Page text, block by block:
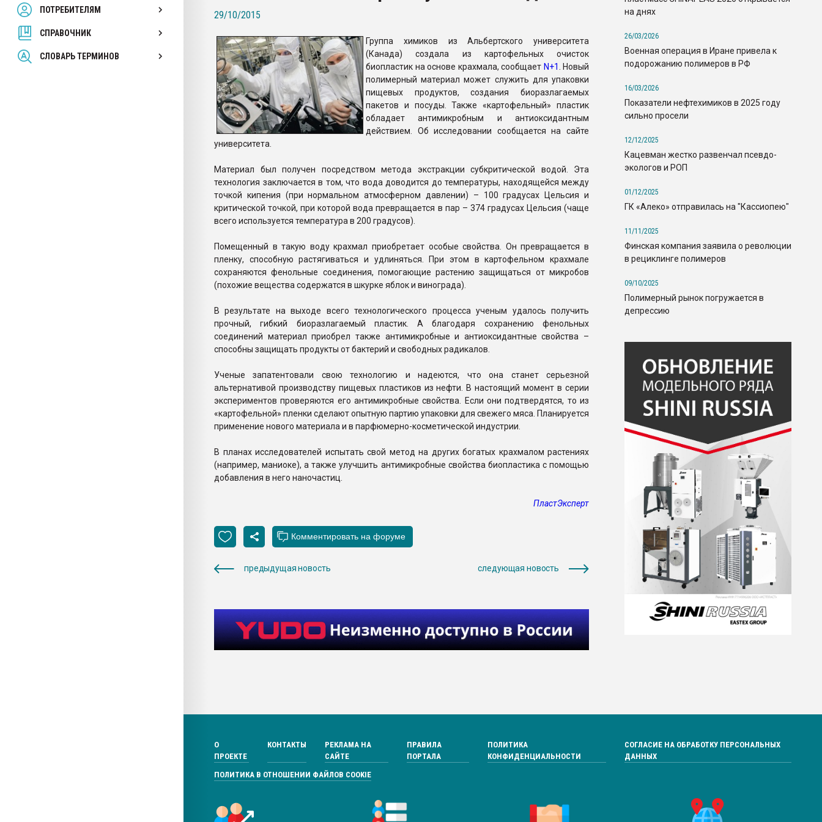
ПОТРЕБИТЕЛЯМ
СПРАВОЧНИК
СЛОВАРЬ ТЕРМИНОВ
Armaloy PC/ABS-1IM черный цвет
ПЕРЕЙТИ НА ФОРУМ
29/10/2015
Группа химиков из Альбертского университета
(Канада) создала из картофельных очисток
биопластик на основе крахмала, сообщает N+1. Новый
полимерный материал может служить для упаковки
пищевых продуктов, создания биоразлагаемых
пакетов и посуды. Также «картофельный» пластик
обладает антимикробным и антиоксидантным
действием. Об исследовании сообщается на сайте
университета.
Материал был получен посредством метода экстракции субкритической водой. Эта
технология заключается в том, что вода доводится до температуры, находящейся между
точкой кипения (при нормальном атмосферном давлении) – 100 градусах Цельсия и
критической точкой, при которой вода превращается в пар – 374 градусах Цельсия (чаще
всего используется температура в 200 градусов).
Помещенный в такую воду крахмал приобретает особые свойства. Он превращается в
пленку, способную растягиваться и удлиняться. При этом в картофельном крахмале
сохраняются фенольные соединения, помогающие растению защищаться от микробов
(похожие вещества содержатся в шкурке яблок и винограда).
В результате на выходе всего технологического процесса ученым удалось получить
прочный, гибкий биоразлагаемый пластик. А благодаря сохранению фенольных
соединений материал приобрел также антимикробные и антиоксидантные свойства –
способны защищать продукты от бактерий и свободных радикалов.
Ученые запатентовали свою технологию и надеются, что она станет серьезной
альтернативой производству пищевых пластиков из нефти. В настоящий момент в серии
экспериментов проверяются его антимикробные свойства. Если они подтвердятся, то из
«картофельной» пленки сделают опытную партию упаковки для свежего мяса. Планируется
применение нового материала и в парфюмерно-косметической индустрии.
В планах исследователей испытать свой метод на других богатых крахмалом растениях
(например, маниоке), а также улучшить антимикробные свойства биопластика с помощью
добавления в него наночастиц.
ПластЭксперт
предыдущая новость следующая новость
на днях
26/03/2026
Военная операция в Иране привела к
подорожанию полимеров в РФ
16/03/2026
Показатели нефтехимиков в 2025 году
сильно просели
12/12/2025
Кацевман жестко развенчал псевдо-
экологов и РОП
01/12/2025
ГК «Алеко» отправилась на "Кассиопею"
11/11/2025
Финская компания заявила о революции
в рециклинге полимеров
09/10/2025
Полимерный рынок погружается в
депрессию
О
ПРОЕКТЕ
КОНТАКТЫ
РЕКЛАМА НА
САЙТЕ
ПРАВИЛА
ПОРТАЛА
ПОЛИТИКА
КОНФИДЕНЦИАЛЬНОСТИ
СОГЛАСИЕ НА ОБРАБОТКУ ПЕРСОНАЛЬНЫХ
ДАННЫХ
ПОЛИТИКА В ОТНОШЕНИИ ФАЙЛОВ COOKIE